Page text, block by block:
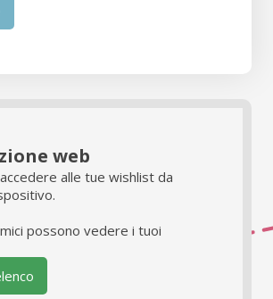
web
alle tue wishlist da
possono vedere i tuoi